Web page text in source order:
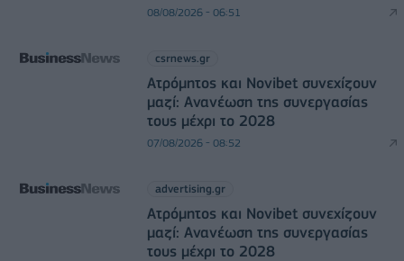
08/08/2026 - 06:51
csrnews.gr
Ατρόμητος και Novibet συνεχίζουν
μαζί: Ανανέωση της συνεργασίας
τους μέχρι το 2028
07/08/2026 - 08:52
advertising.gr
Ατρόμητος και Novibet συνεχίζουν
μαζί: Ανανέωση της συνεργασίας
τους μέχρι το 2028